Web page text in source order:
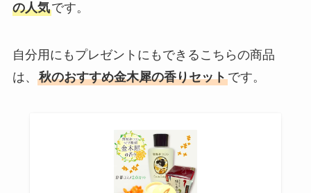
の人気です。
自分用にもプレゼントにもできるこちらの商品
は、 秋のおすすめ金木犀の香りセットです。